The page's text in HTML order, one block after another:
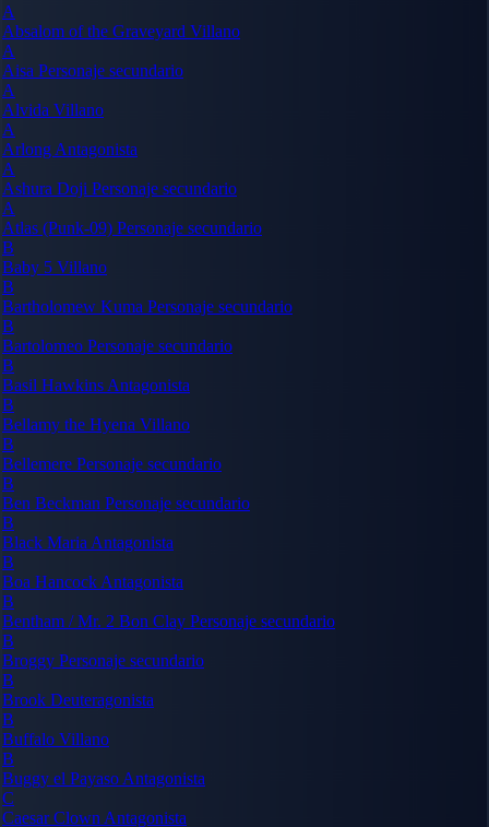
A
Absalom of the Graveyard Villano
A
Aisa Personaje secundario
A
Alvida Villano
A
Arlong Antagonista
A
Ashura Doji Personaje secundario
A
Atlas (Punk-09) Personaje secundario
B
Baby 5 Villano
B
Bartholomew Kuma Personaje secundario
B
Bartolomeo Personaje secundario
B
Basil Hawkins Antagonista
B
Bellamy the Hyena Villano
B
Bellemere Personaje secundario
B
Ben Beckman Personaje secundario
B
Black Maria Antagonista
B
Boa Hancock Antagonista
B
Bentham / Mr. 2 Bon Clay Personaje secundario
B
Broggy Personaje secundario
B
Brook Deuteragonista
B
Buffalo Villano
B
Buggy el Payaso Antagonista
C
Caesar Clown Antagonista